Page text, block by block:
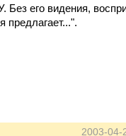
его видения,
предлагает...".
2003-04-